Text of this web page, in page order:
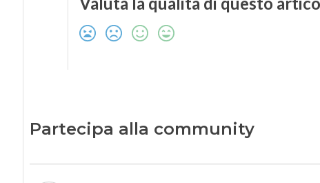
Partecipa alla community